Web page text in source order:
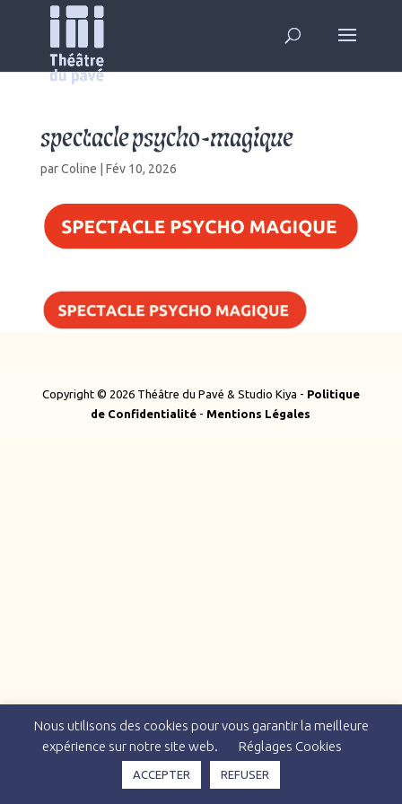
spectacle psycho-magique
parColine Fév 10, 2026
Copyright © 2026 Théâtre du Pavé & Studio Kiya - Politique
de Confidentialité - Mentions Légales
Nous utilisons des cookies pour vous garantir la meilleure
expérience sur notre site web.
Réglages Cookies
ACCEPTER REFUSER